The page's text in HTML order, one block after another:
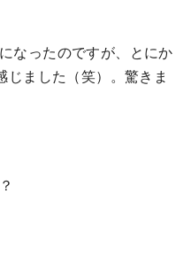
なったのですが、とにか
じました（笑）。驚きま